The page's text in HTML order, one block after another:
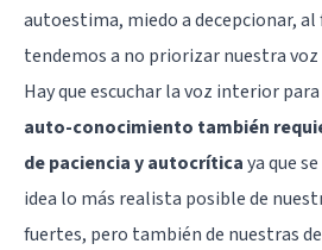
autoestima, miedo a decepcionar,
tendemos a no priorizar nuestra
Hay que escuchar la voz interior
auto-conocimiento también
de paciencia y autocríticaya que
idea lo más realista posible de
fuertes, pero también de nuestras